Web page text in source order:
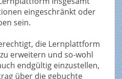
eingeschränkt oder
sein.
die Lernplattform
erweitern und so-wohl
endgültig einzustellen,
über die gebuchte